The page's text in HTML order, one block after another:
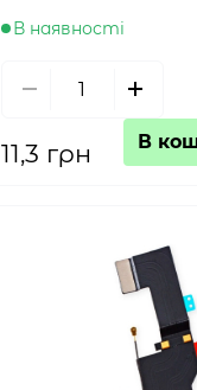
В наявності
11,3 грн В